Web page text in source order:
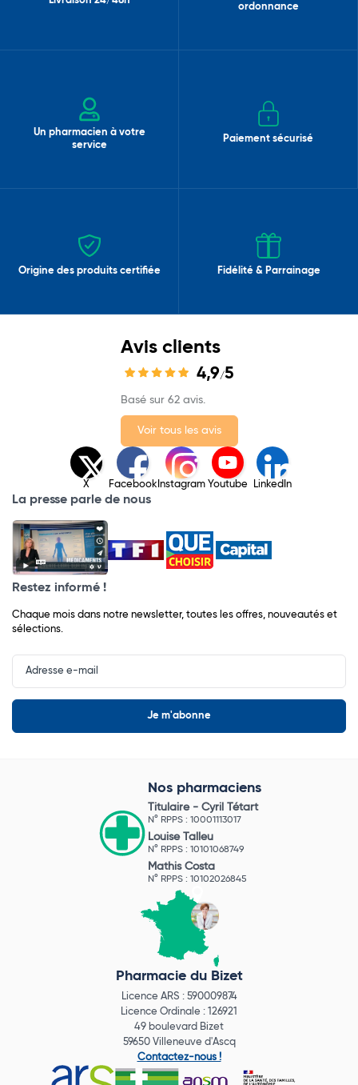
ordonnance
Un pharmacien à votre
service
Paiement sécurisé
Origine des produits certifiée Fidélité & Parrainage
Avis clients
4,9/5
Basé sur 62 avis.
Voir tous les avis
X Facebook Instagram Youtube LinkedIn
La presse parle de nous
Restez informé !
Chaque mois dans notre newsletter, toutes les offres, nouveautés et
sélections.
Input
Newsletter
Nos pharmaciens
Titulaire - Cyril Tétart
N° RPPS : 10001113017
Louise Talleu
N° RPPS : 10101068749
Mathis Costa
N° RPPS : 10102026845
Pharmacie du Bizet
Licence ARS : 590009874
Licence Ordinale : 126921
49 boulevard Bizet
59650 Villeneuve d'Ascq
Contactez-nous !